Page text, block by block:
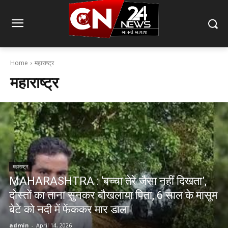
Home महाराष्ट्र
महाराष्ट्र
महाराष्ट्र
MAHARASHTRA : ‘बच्चा तेरे जैसा नहीं दिखता’,
दोस्तों का ताना सुनकर बौखलाया पिता, 6 साल के मासूम
बेटे को नदी में फेंककर मार डाला
admin - April 14, 2026